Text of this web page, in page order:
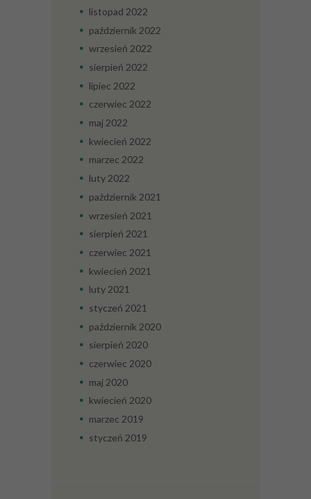
listopad 2022
październik 2022
wrzesień 2022
sierpień 2022
lipiec 2022
czerwiec 2022
maj 2022
kwiecień 2022
marzec 2022
luty 2022
październik 2021
wrzesień 2021
sierpień 2021
czerwiec 2021
kwiecień 2021
luty 2021
styczeń 2021
październik 2020
sierpień 2020
czerwiec 2020
maj 2020
kwiecień 2020
marzec 2019
styczeń 2019